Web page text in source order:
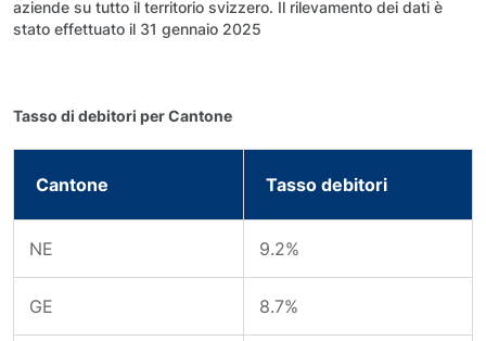
aziende su tutto il territorio svizzero. Il rilevamento dei dati è
stato effettuato il 31 gennaio 2025
Tasso di debitori per Cantone
Cantone Tasso debitori
NE 9.2%
GE 8.7%